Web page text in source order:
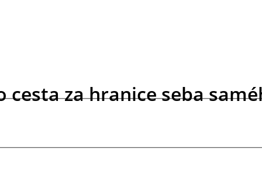
cesta za hranice seba